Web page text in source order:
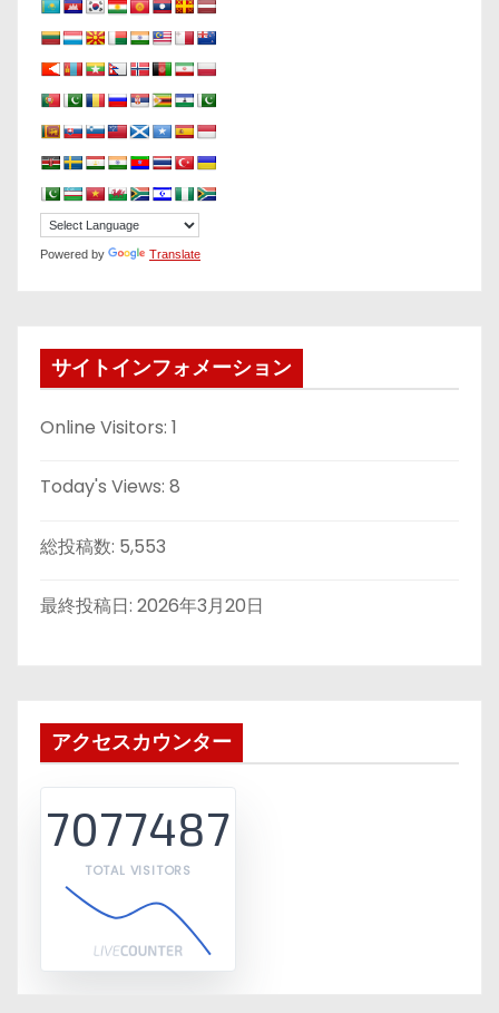
Powered by Translate
サイトインフォメーション
Online Visitors: 1
Today's Views: 8
総投稿数: 5,553
最終投稿日: 2026年3月20日
アクセスカウンター
7077487
TOTAL VISITORS